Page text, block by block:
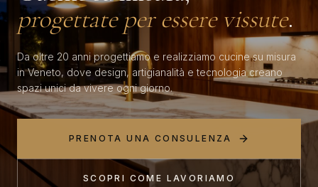
progettate per essere vissute.
Da oltre 20 anni progettiamo e realizziamo cucine su misura
in Veneto, dove design, artigianalità e tecnologia creano
spazi unici da vivere ogni giorno.
PRENOTA UNA CONSULENZA
SCOPRI COME LAVORIAMO